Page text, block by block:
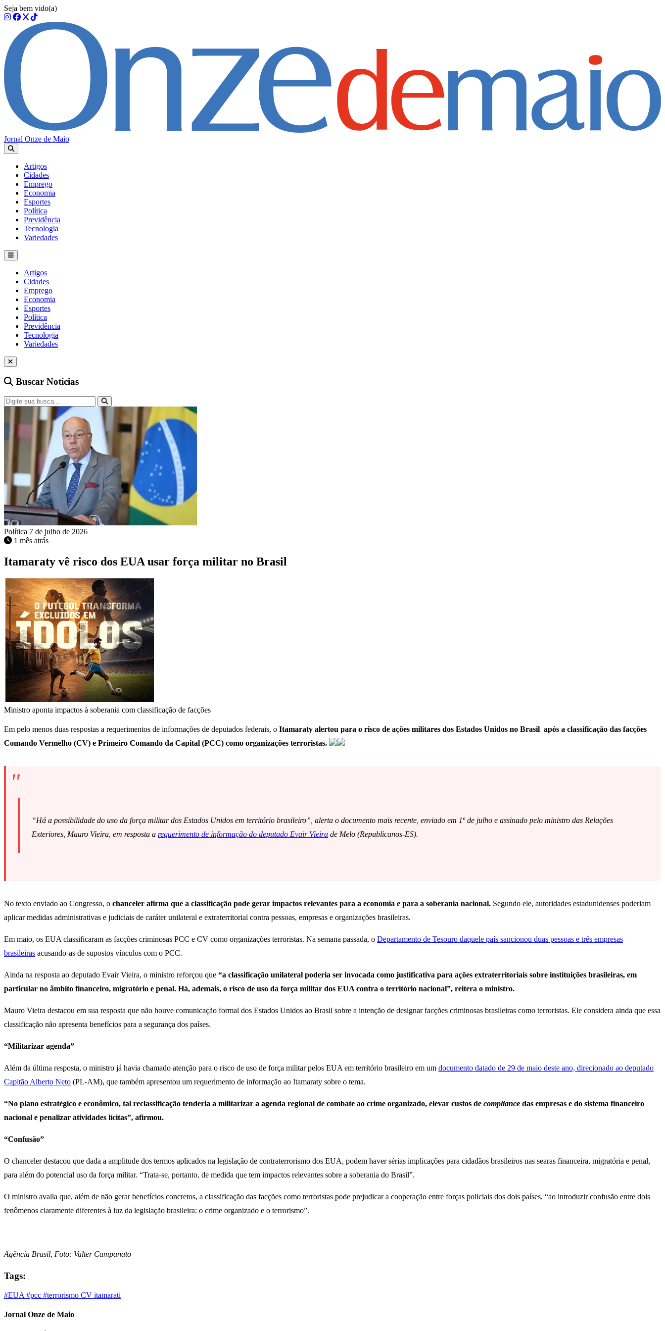
Seja bem vido(a)
Jornal Onze de Maio
Artigos
Cidades
Emprego
Economia
Esportes
Política
Previdência
Tecnologia
Variedades
Artigos
Cidades
Emprego
Economia
Esportes
Política
Previdência
Tecnologia
Variedades
Buscar Notícias
Política 7 de julho de 2026
1 mês atrás
Itamaraty vê risco dos EUA usar força militar no Brasil
Ministro aponta impactos à soberania com classificação de facções
Em pelo menos duas respostas a requerimentos de informações de deputados federais, o Itamaraty alertou para o risco de ações militares dos Estados Unidos no Brasil após a classificação das facções
Comando Vermelho (CV) e Primeiro Comando da Capital (PCC) como organizações terroristas.
“Há a possibilidade do uso da força militar dos Estados Unidos em território brasileiro”, alerta o documento mais recente, enviado em 1º de julho e assinado pelo ministro das Relações
Exteriores, Mauro Vieira, em resposta a requerimento de informação do deputado Evair Vieira de Melo (Republicanos-ES).
No texto enviado ao Congresso, o chanceler afirma que a classificação pode gerar impactos relevantes para a economia e para a soberania nacional. Segundo ele, autoridades estadunidenses poderiam
aplicar medidas administrativas e judiciais de caráter unilateral e extraterritorial contra pessoas, empresas e organizações brasileiras.
Em maio, os EUA classificaram as facções criminosas PCC e CV como organizações terroristas. Na semana passada, o Departamento de Tesouro daquele país sancionou duas pessoas e três empresas
brasileiras acusando-as de supostos vínculos com o PCC.
Ainda na resposta ao deputado Evair Vieira, o ministro reforçou que “a classificação unilateral poderia ser invocada como justificativa para ações extraterritoriais sobre instituições brasileiras, em
particular no âmbito financeiro, migratório e penal. Há, ademais, o risco de uso da força militar dos EUA contra o território nacional”, reitera o ministro.
Mauro Vieira destacou em sua resposta que não houve comunicação formal dos Estados Unidos ao Brasil sobre a intenção de designar facções criminosas brasileiras como terroristas. Ele considera ainda que essa
classificação não apresenta benefícios para a segurança dos países.
“Militarizar agenda”
Além da última resposta, o ministro já havia chamado atenção para o risco de uso de força militar pelos EUA em território brasileiro em um documento datado de 29 de maio deste ano, direcionado ao deputado
Capitão Alberto Neto (PL-AM), que também apresentou um requerimento de informação ao Itamaraty sobre o tema.
“No plano estratégico e econômico, tal reclassificação tenderia a militarizar a agenda regional de combate ao crime organizado, elevar custos de compliance das empresas e do sistema financeiro
nacional e penalizar atividades lícitas”, afirmou.
“Confusão”
O chanceler destacou que dada a amplitude dos termos aplicados na legislação de contraterrorismo dos EUA, podem haver sérias implicações para cidadãos brasileiros nas searas financeira, migratória e penal,
para além do potencial uso da força militar. “Trata-se, portanto, de medida que tem impactos relevantes sobre a soberania do Brasil”.
O ministro avalia que, além de não gerar benefícios concretos, a classificação das facções como terroristas pode prejudicar a cooperação entre forças policiais dos dois países, “ao introduzir confusão entre dois
fenômenos claramente diferentes à luz da legislação brasileira: o crime organizado e o terrorismo”.
Agência Brasil, Foto: Valter Campanato
Tags:
#EUA #pcc #terrorismo CV itamarati
Jornal Onze de Maio